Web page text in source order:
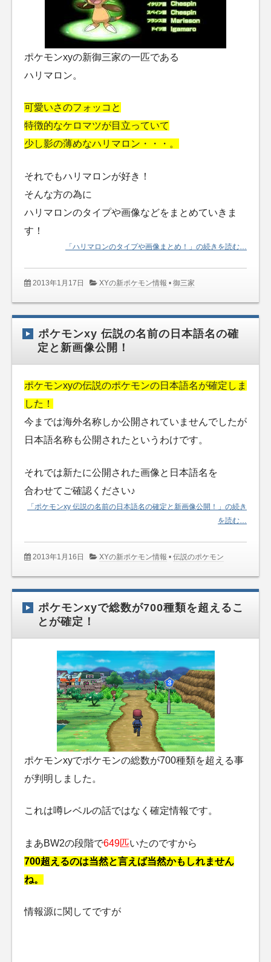
ポケモンxyの新御三家の一匹である
ハリマロン。
可愛いさのフォッコと
特徴的なケロマツが目立っていて
少し影の薄めなハリマロン・・・。
それでもハリマロンが好き！
そんな方の為に
ハリマロンのタイプや画像などをまとめていきま
す！
「ハリマロンのタイプや画像まとめ！」の続きを読む…
2013年1月17日 XYの新ポケモン情報 •御三家
ポケモンxy 伝説の名前の日本語名の確
定と新画像公開！
ポケモンxyの伝説のポケモンの日本語名が確定しま
した！
今までは海外名称しか公開されていませんでしたが
日本語名称も公開されたというわけです。
それでは新たに公開された画像と日本語名を
合わせてご確認ください♪
「ポケモンxy 伝説の名前の日本語名の確定と新画像公開！」の続き
を読む…
2013年1月16日 XYの新ポケモン情報 •伝説のポケモン
ポケモンxyで総数が700種類を超えるこ
とが確定！
ポケモンxyでポケモンの総数が700種類を超える事
が判明しました。
これは噂レベルの話ではなく確定情報です。
まあBW2の段階で649匹いたのですから
700超えるのは当然と言えば当然かもしれません
ね。
情報源に関してですが